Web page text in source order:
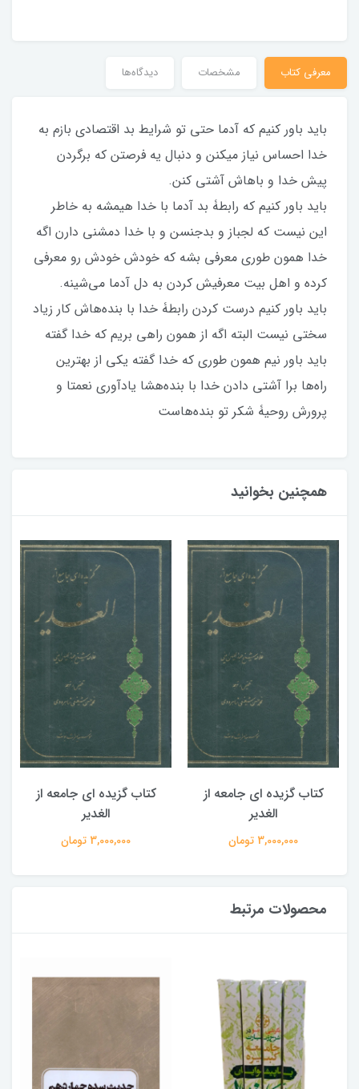
معرفی کتاب مشخصات دیدگاه‌ها
باید باور کنیم که آدما حتی تو شرایط بد اقتصادی بازم به
خدا احساس نیاز میکنن و دنبال یه فرصتن که برگردن
پیش خدا و باهاش آشتی کنن.
باید باور کنیم که رابطۀ بد آدما با خدا هیمشه به خاطر
این نیست که لجباز و بدجنسن و با خدا دمشنی دارن اگه
خدا همون طوری معرفی بشه که خودش خودش رو معرفی
کرده و اهل بیت معرفیش کردن به دل آدما می‌شینه.
باید باور کنیم درست کردن رابطۀ خدا با بنده‌هاش کار زیاد
سختی نیست البته اگه از همون راهی بریم که خدا گفته
باید باور نیم همون طوری که خدا گفته یکی از بهترین
راه‌ها برا آشتی دادن خدا با بنده‌هشا یادآوری نعمتا و
پرورش روحیۀ شکر تو بنده‌هاست
همچنین بخوانید
کتاب گزیده ای جامعه از
الغدیر
3,000,000 تومان
کتاب گزیده ای جامعه از
الغدیر
3,000,000 تومان
محصولات مرتبط